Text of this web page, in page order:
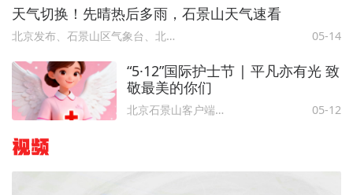
天气切换！先晴热后多雨，石景山天气速看
北京发布、石景山区气象台、北京石景山 05-14
“5·12”国际护士节 | 平凡亦有光 致
敬最美的你们
北京石景山客户端、健康北京 、北京石景山 05-12
视频